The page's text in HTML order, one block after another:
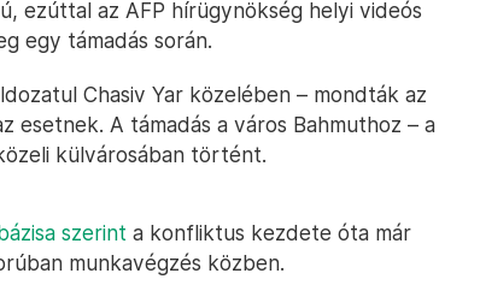
ezúttal az AFP hírügynökség helyi videós
egy támadás során.
Chasiv Yar közelében – mondták az
esetnek. A támadás a város Bahmuthoz – a
külvárosában történt.
szerint a konfliktus kezdete óta már
munkavégzés közben.